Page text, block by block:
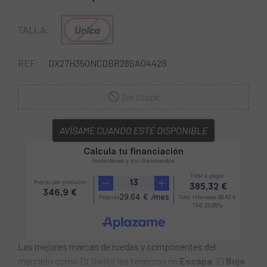
TALLA: Única
REF: DX27H350NCDBR28SA0442S
AVÍSAME CUANDO ESTÉ DISPONIBLE
Las mejores marcas de ruedas y componentes del
mercado como Dt Swiss las tenemos en Escapa . El Buje